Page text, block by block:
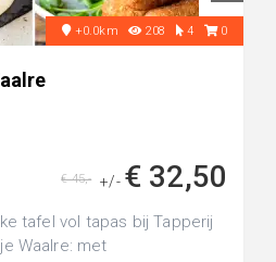
+0.0km 208 4 0
+/- € 32,50
€ 45,-
tafel vol tapas bij Tapperij
Waalre: met